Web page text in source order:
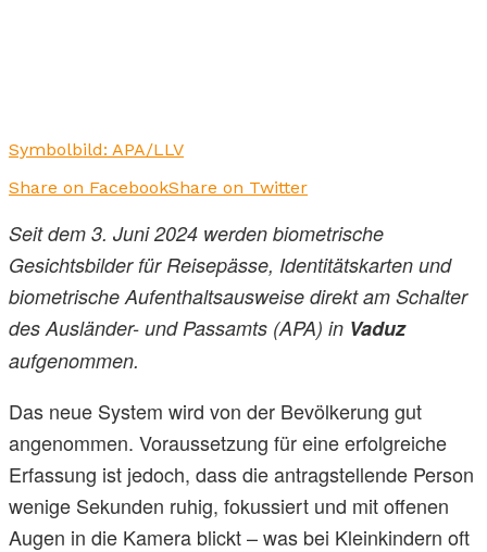
Symbolbild: APA/LLV
Share on FacebookShare on Twitter
Seit dem 3. Juni 2024 werden biometrische
Gesichtsbilder für Reisepässe, Identitätskarten und
biometrische Aufenthaltsausweise direkt am Schalter
des Ausländer- und Passamts (APA) in Vaduz
aufgenommen.
Das neue System wird von der Bevölkerung gut
angenommen. Voraussetzung für eine erfolgreiche
Erfassung ist jedoch, dass die antragstellende Person
wenige Sekunden ruhig, fokussiert und mit offenen
Augen in die Kamera blickt – was bei Kleinkindern oft